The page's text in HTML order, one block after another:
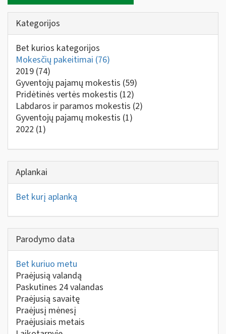
Kategorijos
Bet kurios kategorijos
Mokesčių pakeitimai (76)
2019 (74)
Gyventojų pajamų mokestis (59)
Pridėtinės vertės mokestis (12)
Labdaros ir paramos mokestis (2)
Gyventojų pajamų mokestis (1)
2022 (1)
Aplankai
Bet kurį aplanką
Parodymo data
Bet kuriuo metu
Praėjusią valandą
Paskutines 24 valandas
Praėjusią savaitę
Praėjusį mėnesį
Praėjusiais metais